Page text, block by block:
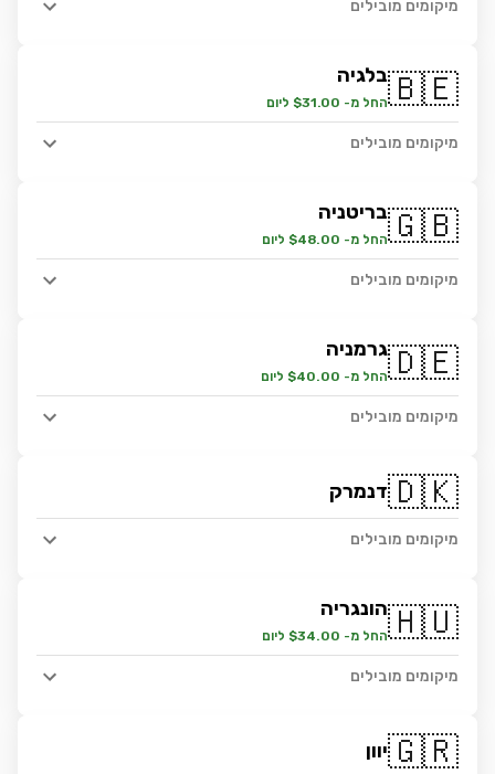
מיקומים מובילים
🇧🇪בלגיה
החל מ- $31.00 ליום
מיקומים מובילים
🇬🇧בריטניה
החל מ- $48.00 ליום
מיקומים מובילים
🇩🇪גרמניה
החל מ- $40.00 ליום
מיקומים מובילים
🇩🇰דנמרק
מיקומים מובילים
🇭🇺הונגריה
החל מ- $34.00 ליום
מיקומים מובילים
🇬🇷יוון